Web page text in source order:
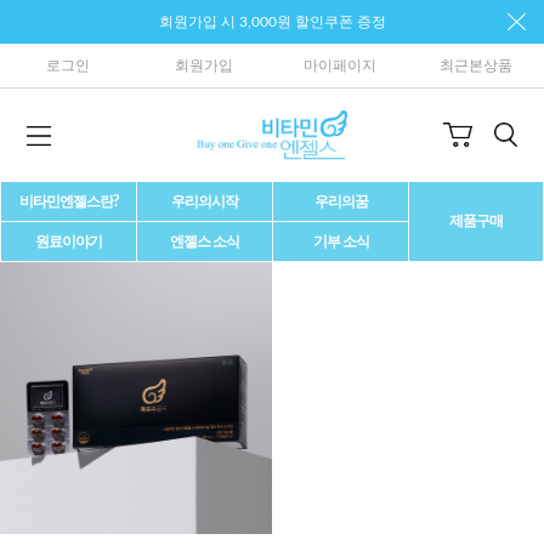
회원가입 시 3,000원 할인쿠폰 증정
로그인 회원가입 마이페이지 최근본상품
비타민엔젤스란? 우리의시작
우리의꿈
제품구매
원료이야기
엔젤스 소식 기부 소식